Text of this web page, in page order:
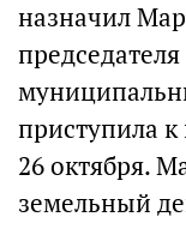
назначил
приступила
26 октября.
земельный